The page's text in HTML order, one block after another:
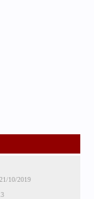
21/10/2019